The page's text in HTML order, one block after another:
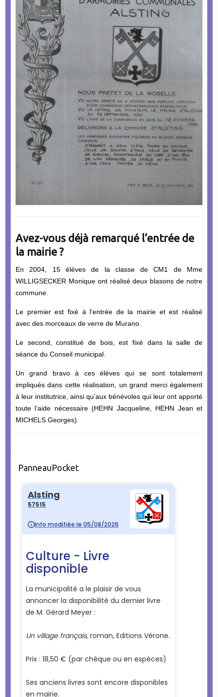
Avez-vous déjà remarqué l’entrée de
la mairie ?
En 2004, 15 élèves de la classe de CM1 de Mme
WILLIGSECKER Monique ont réalisé deux blasons de notre
commune.
Le premier est fixé à l’entrée de la mairie et est réalisé
avec des morceaux de verre de Murano.
Le second, constitué de bois, est fixé dans la salle de
séance du Conseil municipal.
Un grand bravo à ces élèves qui se sont totalement
impliqués dans cette réalisation, un grand merci également
à leur institutrice, ainsi qu’aux bénévoles qui leur ont apporté
toute l’aide nécessaire (HEHN Jacqueline, HEHN Jean et
MICHELS Georges).
PanneauPocket